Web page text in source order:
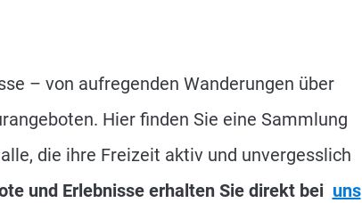
– von aufregenden Wanderungen über
Hier finden Sie eine Sammlung
die ihre Freizeit aktiv und unvergesslich
und Erlebnisse erhalten Sie direkt bei uns